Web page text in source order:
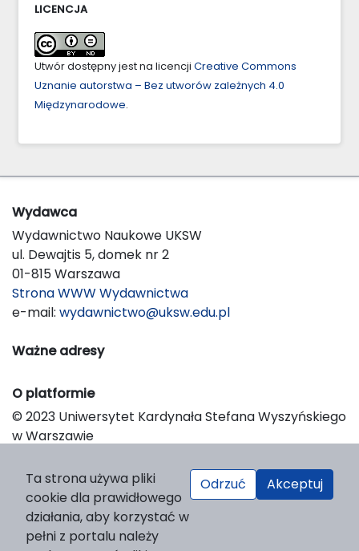
LICENCJA
Utwór dostępny jest na licencji Creative Commons
Uznanie autorstwa – Bez utworów zależnych 4.0
Międzynarodowe.
Wydawca
Wydawnictwo Naukowe UKSW
ul. Dewajtis 5, domek nr 2
01-815 Warszawa
Strona WWW Wydawnictwa
e-mail: wydawnictwo@uksw.edu.pl
Ważne adresy
O platformie
© 2023 Uniwersytet Kardynała Stefana Wyszyńskiego
w Warszawie
Platform & Workflow by OJS/PKP
Ta strona używa pliki
cookie dla prawidłowego
działania, aby korzystać w
pełni z portalu należy
Odrzuć Akceptuj